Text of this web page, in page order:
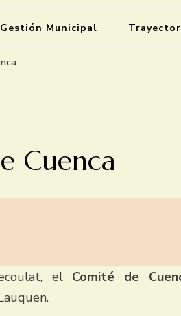
Gestión Municipal
Cuenca
el Comité de